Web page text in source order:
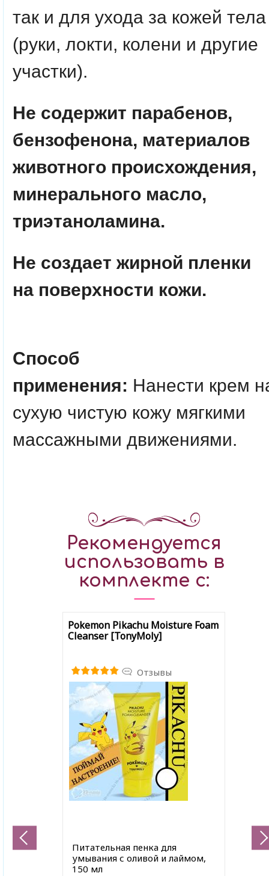
так и для ухода за кожей тела
(руки, локти, колени и другие
участки).
Не содержит парабенов,
бензофенона, материалов
животного происхождения,
минерального масло,
триэтаноламина.
Не создает жирной пленки
на поверхности кожи.
Способ
применения: Нанести крем
сухую чистую кожу мягкими
массажными движениями.
Рекомендуется
использовать в
комплекте с:
Pokemon Pikachu Moisture Foam
Cleanser [TonyMoly]
Отзывы
Питательная пенка для
умывания с оливой и лаймом,
150 мл